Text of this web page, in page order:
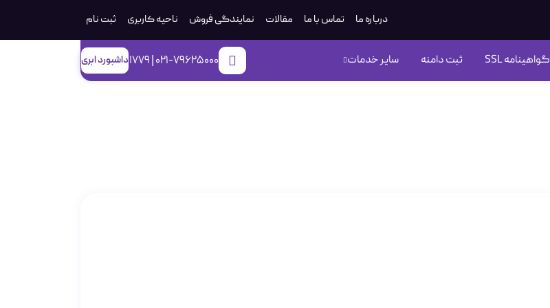
درباره ما تماس با ما مقالات نمایندگی فروش ناحیه کاربری ثبت‌ نام
گواهینامه SSL ثبت دامنه سایر خدمات 021-79625000 | 1779 داشبورد ابری